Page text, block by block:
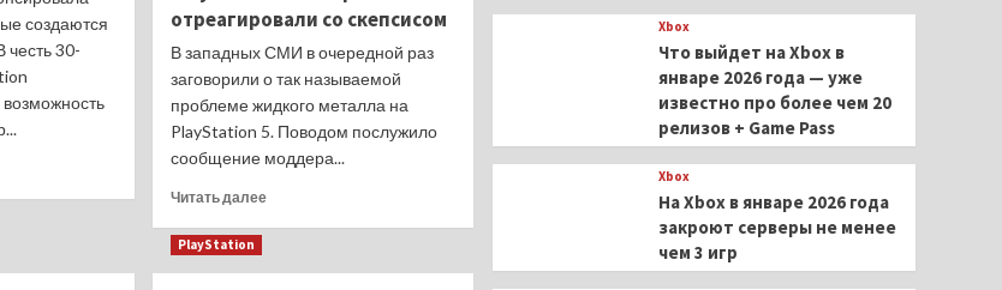
урегулировали
конфликт
вокруг
клона
—
Light
of
создаются
честь 30-
отреагировали со скепсисом
В западных СМИ в очередной раз
заговорили о так называемой
проблеме жидкого металла на
PlayStation 5. Поводом послужило
сообщение моддера...
Читать далееПрочитать
PlayStation
Xbox
Что выйдет на Xbox в
январе 2026 года — уже
известно про более чем 20
релизов + Game Pass
Xbox
На Xbox в январе 2026 года
закроют серверы не менее
чем 3 игр